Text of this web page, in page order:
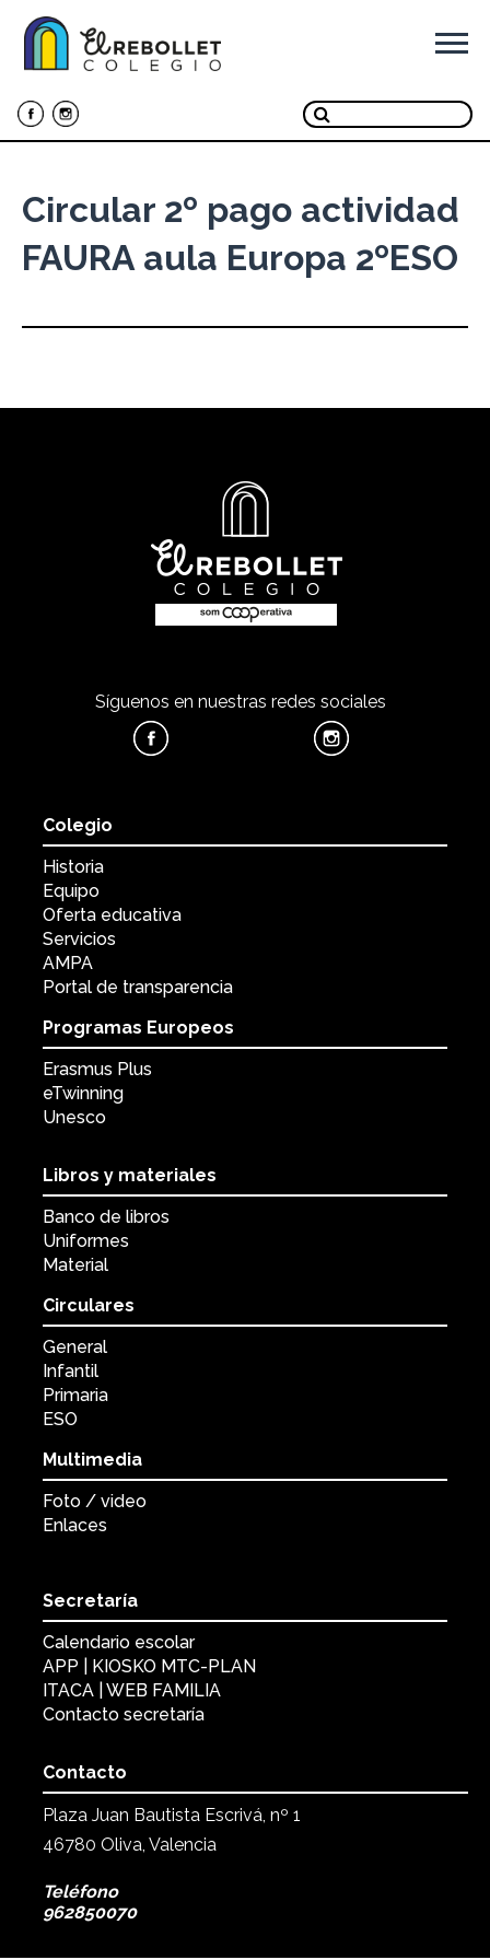
Circular 2º pago actividad
FAURA aula Europa 2ºESO
Síguenos en nuestras redes sociales
Colegio
Historia
Equipo
Oferta educativa
Servicios
AMPA
Portal de transparencia
Programas Europeos
Erasmus Plus
eTwinning
Unesco
Libros y materiales
Banco de libros
Uniformes
Material
Circulares
General
Infantil
Primaria
ESO
Multimedia
Foto / video
Enlaces
Secretaría
Calendario escolar
APP | KIOSKO MTC-PLAN
ITACA | WEB FAMILIA
Contacto secretaría
Contacto
Plaza Juan Bautista Escrivá, nº 1
46780 Oliva, Valencia
Teléfono
962850070